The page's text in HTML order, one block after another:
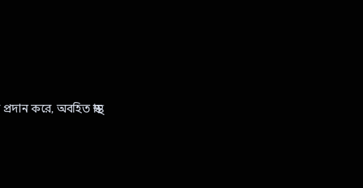
করে, অবহিত স্বাস্থ্য